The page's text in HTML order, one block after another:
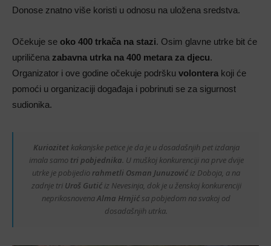
Donose znatno više koristi u odnosu na uložena sredstva.
Očekuje se oko 400 trkača na stazi. Osim glavne utrke bit će
upriličena zabavna utrka na 400 metara za djecu.
Organizator i ove godine očekuje podršku volontera koji će
pomoći u organizaciji događaja i pobrinuti se za sigurnost
sudionika.
Kuriozitetkakanjske petice je da je u dosadašnjih pet izdanja
imala samo tri pobjednika. U muškoj konkurenciji na prve dvije
utrke je pobijedio rahmetli Osman Junuzović iz Doboja, a na
zadnje tri Uroš Gutićiz Nevesinja, dok je u ženskoj konkurenciji
neprikosnovenaAlma Hrnjićsa pobjedom na svakoj od
dosadašnjih utrka.